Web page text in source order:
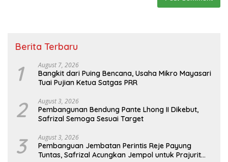
Berita Terbaru
1 August 7, 2026
Bangkit dari Puing Bencana, Usaha Mikro Mayasari
Tuai Pujian Ketua Satgas PRR
2 August 3, 2026
Pembangunan Bendung Pante Lhong II Dikebut,
Safrizal Semoga Sesuai Target
3 August 3, 2026
Pembanguan Jembatan Perintis Reje Payung
Tuntas, Safrizal Acungkan Jempol untuk Prajurit